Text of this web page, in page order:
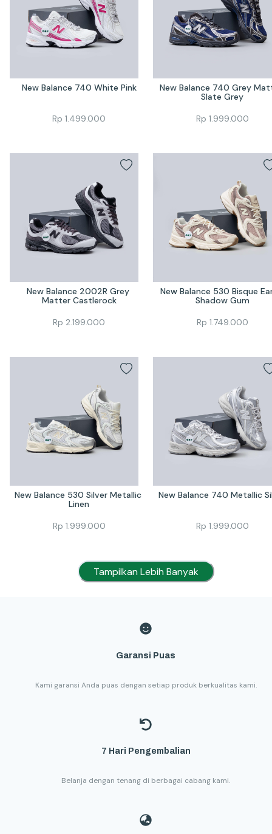
New Balance 740 White Pink
Rp 1.499.000
New Balance 740 Grey
Slate Grey
Rp 1.999.000
New Balance 2002R Grey
Matter Castlerock
Rp 2.199.000
New Balance 530 Bisque
Shadow Gum
Rp 1.749.000
New Balance 530 Silver Metallic
Linen
Rp 1.999.000
New Balance 740 Metallic
Rp 1.999.000
Tampilkan Lebih Banyak
Garansi Puas
Kami garansi Anda puas dengan setiap produk berkualitas kami.
7 Hari Pengembalian
Belanja dengan tenang di berbagai cabang kami.